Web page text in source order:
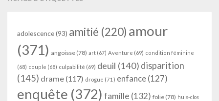
adolescence(93) amitié (220) amour
(371) angoisse (78) art (67) Aventure (69) condition féminine
(68) couple (68) culpabilité (69) deuil (140) disparition
(145) drame (117) drogue (71) enfance(127)
enquête (372) famille (132) folie (78) huis-clos